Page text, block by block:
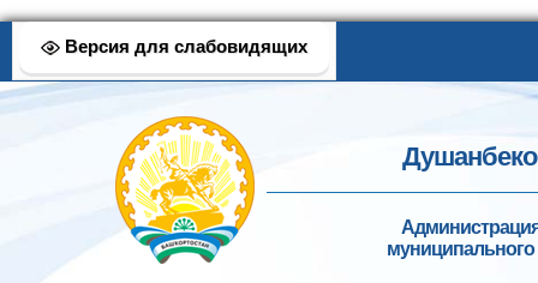
Версия для слабовидящих
муниципального